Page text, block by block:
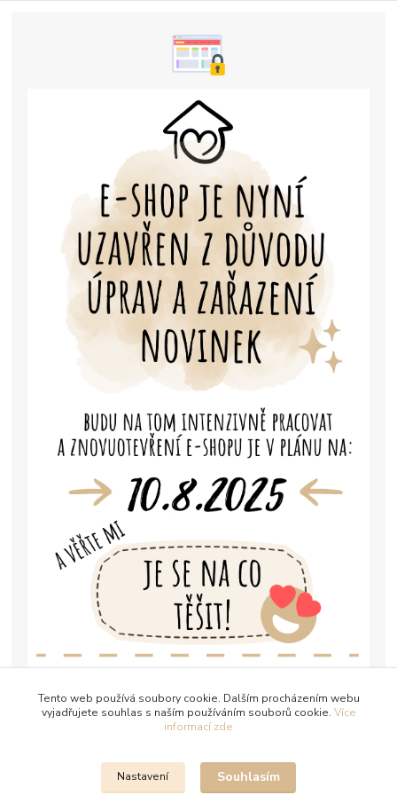
Tento web používá soubory cookie. Dalším procházením webu
vyjadřujete souhlas s naším používáním souborů cookie. Více
informací zde
Nastavení Souhlasím